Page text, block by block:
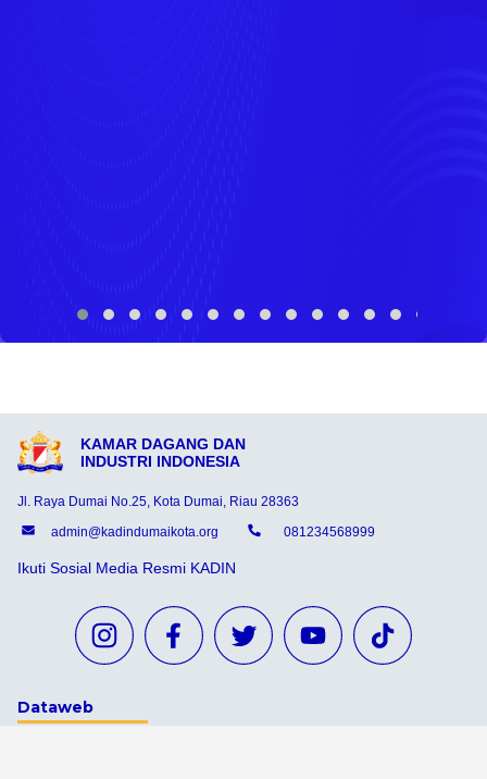
KAMAR DAGANG DAN
INDUSTRI INDONESIA
Jl. Raya Dumai No.25, Kota Dumai, Riau 28363
admin@kadindumaikota.org
081234568999
Ikuti Sosial Media Resmi KADIN
Dataweb